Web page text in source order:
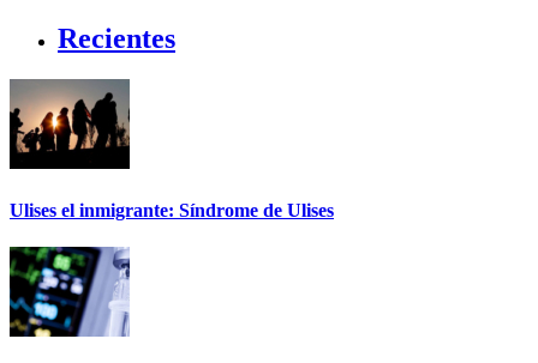
Recientes
Ulises el inmigrante: Síndrome de Ulises